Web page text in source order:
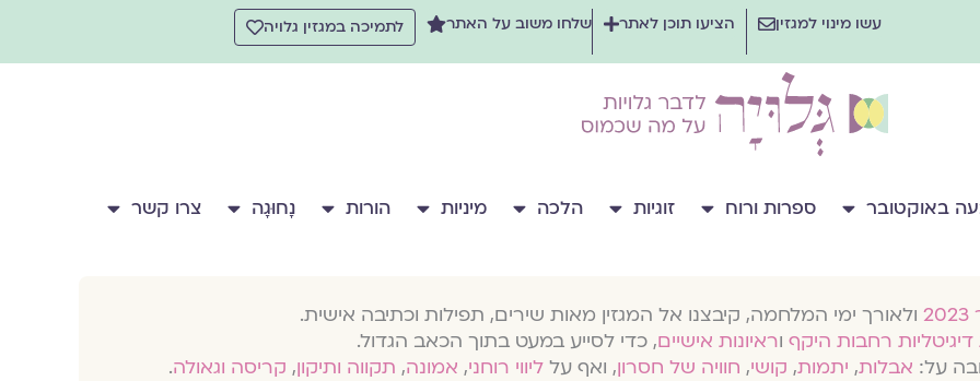
עשו מינוי למגזין הציעו תוכן לאתר שלחו משוב על האתר לתמיכה במגזין גלויה
באוקטובר ספרות ורוח זוגיות הלכה מיניות הורות נָחוּגָה צרו קשר
ולאורך ימי המלחמה, קיבצנו אל המגזין מאות שירים, תפילות וכתיבה אישית.
רחבות היקף וראיונות אישיים, כדי לסייע במעט בתוך הכאב הגדול.
על: אבלות, יתמות, קושי, חוויה של חסרון, ואף על ליווי רוחני, אמונה, תקווה ותיקון, קריסה וגאולה.